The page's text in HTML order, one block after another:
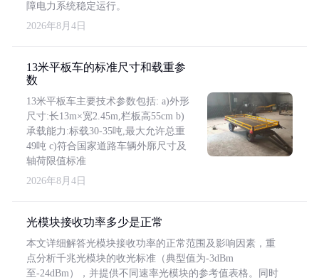
障电力系统稳定运行。
2026年8月4日
13米平板车的标准尺寸和载重参
数
13米平板车主要技术参数包括: a)外形
尺寸:长13m×宽2.45m,栏板高55cm b)
承载能力:标载30-35吨,最大允许总重
49吨 c)符合国家道路车辆外廓尺寸及
轴荷限值标准
2026年8月4日
光模块接收功率多少是正常
本文详细解答光模块接收功率的正常范围及影响因素，重
点分析千兆光模块的收光标准（典型值为-3dBm
至-24dBm），并提供不同速率光模块的参考值表格。同时